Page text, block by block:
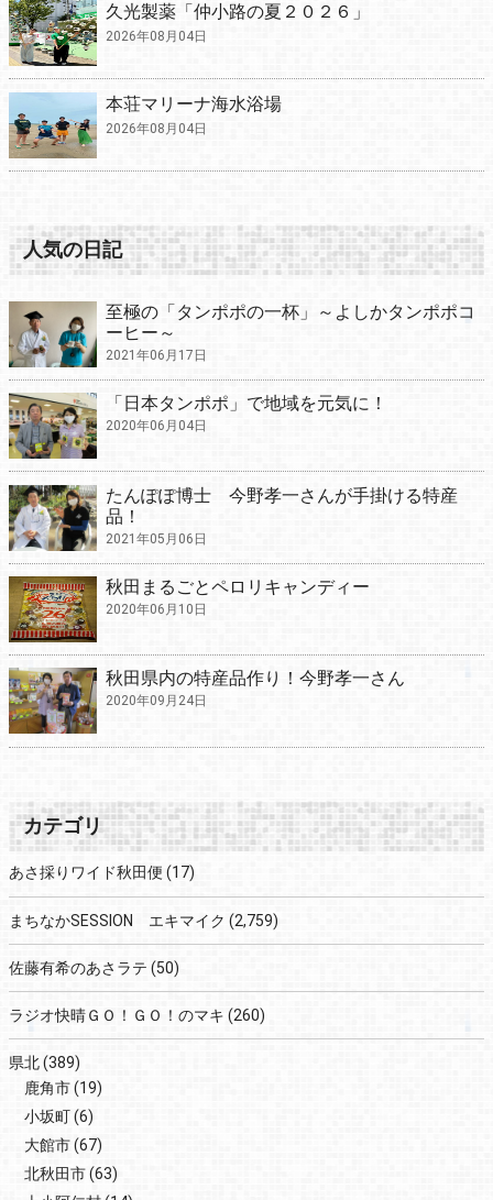
久光製薬「仲小路の夏２０２６」
2026年08月04日
本荘マリーナ海水浴場
2026年08月04日
人気の日記
至極の「タンポポの一杯」～よしかタンポポコ
ーヒー～
2021年06月17日
「日本タンポポ」で地域を元気に！
2020年06月04日
たんぽぽ博士 今野孝一さんが手掛ける特産
品！
2021年05月06日
秋田まるごとペロリキャンディー
2020年06月10日
秋田県内の特産品作り！今野孝一さん
2020年09月24日
カテゴリ
あさ採りワイド秋田便 (17)
まちなかSESSION エキマイク (2,759)
佐藤有希のあさラテ (50)
ラジオ快晴ＧＯ！ＧＯ！のマキ (260)
県北(389)
鹿角市(19)
小坂町(6)
大館市(67)
北秋田市(63)